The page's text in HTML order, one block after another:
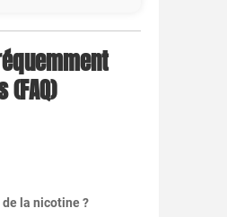
(FAQ)
la nicotine ?